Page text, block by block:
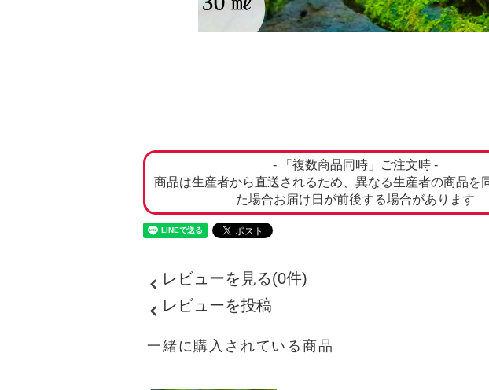
- 「複数商品同時」ご注文時 -
商品は生産者から直送されるため、異なる生産者の商品を
た場合お届け日が前後する場合があります
レビューを見る(0件)
レビューを投稿
一緒に購入されている商品